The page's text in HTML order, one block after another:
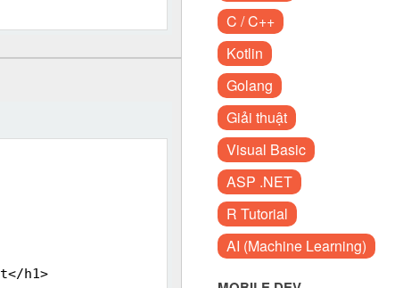
h1>
C / C++
Kotlin
Golang
Giải thuật
Visual Basic
ASP .NET
R Tutorial
AI (Machine Learning)